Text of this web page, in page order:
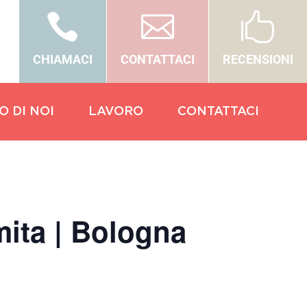

CHIAMACI

CONTATTACI

RECENSIONI
DI NOI LAVORO CONTATTACI
| Bologna